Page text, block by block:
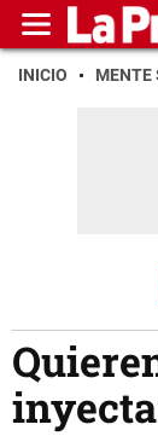
INICIO MENTE